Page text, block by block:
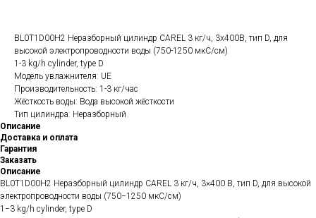
BL0T1D00H2 Неразборный цилиндр CAREL 3 кг/ч, 3х400В, тип D, для
высокой электропроводности воды (750-1250 мкС/см)
1-3 kg/h cylinder, type D
Модель увлажнителя: UE
Производительность: 1-3 кг/час
Жёсткость воды: Вода высокой жёсткости
Тип цилиндра: Неразборный
Описание
Доставка и оплата
Гарантия
Заказать
Описание
BL0T1D00H2 Неразборный цилиндр CAREL 3 кг/ч, 3×400 В, тип D, для высокой
электропроводности воды (750−1250 мкС/см)
1−3 kg/h cylinder, type D